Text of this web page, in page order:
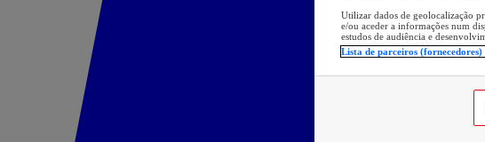
Utilizar dados de geolocalização
e/ou aceder a informações num
estudos de audiência e
Lista de parceiros (fornecedores)